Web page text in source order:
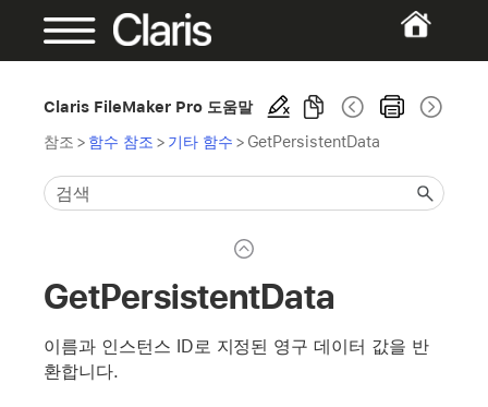
Claris FileMaker Pro 도움말
참조 > 함수 참조 > 기타 함수 > GetPersistentData
GetPersistentData
이름과 인스턴스 ID로 지정된 영구 데이터 값을 반
환합니다.